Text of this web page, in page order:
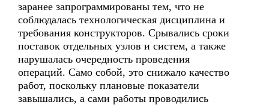
заранее запрограммированы тем, что не
соблюдалась технологическая дисциплина и
требования конструкторов. Срывались сроки
поставок отдельных узлов и систем, а также
нарушалась очередность проведения
операций. Само собой, это снижало качество
работ, поскольку плановые показатели
завышались, а сами работы проводились